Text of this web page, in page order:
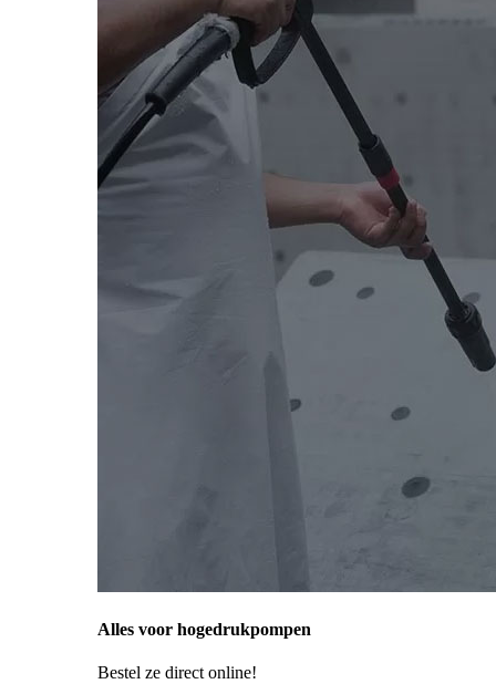
Alles voor hogedrukpompen
Bestel ze direct online!